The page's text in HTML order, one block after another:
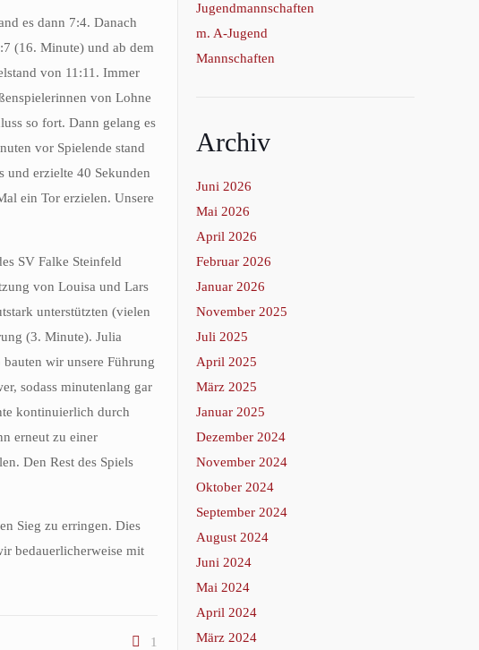
es dann 7:4. Danach
(16. Minute) und ab dem
von 11:11. Immer
von Lohne
so fort. Dann gelang es
vor Spielende stand
und erzielte 40 Sekunden
ein Tor erzielen. Unsere
SV Falke Steinfeld
von Louisa und Lars
unterstützten (vielen
(3. Minute). Julia
wir unsere Führung
sodass minutenlang gar
kontinuierlich durch
erneut zu einer
Den Rest des Spiels
Sieg zu erringen. Dies
bedauerlicherweise mit
1
Jugendmannschaften
m. A-Jugend
Mannschaften
Archiv
Juni 2026
Mai 2026
April 2026
Februar 2026
Januar 2026
November 2025
Juli 2025
April 2025
März 2025
Januar 2025
Dezember 2024
November 2024
Oktober 2024
September 2024
August 2024
Juni 2024
Mai 2024
April 2024
März 2024